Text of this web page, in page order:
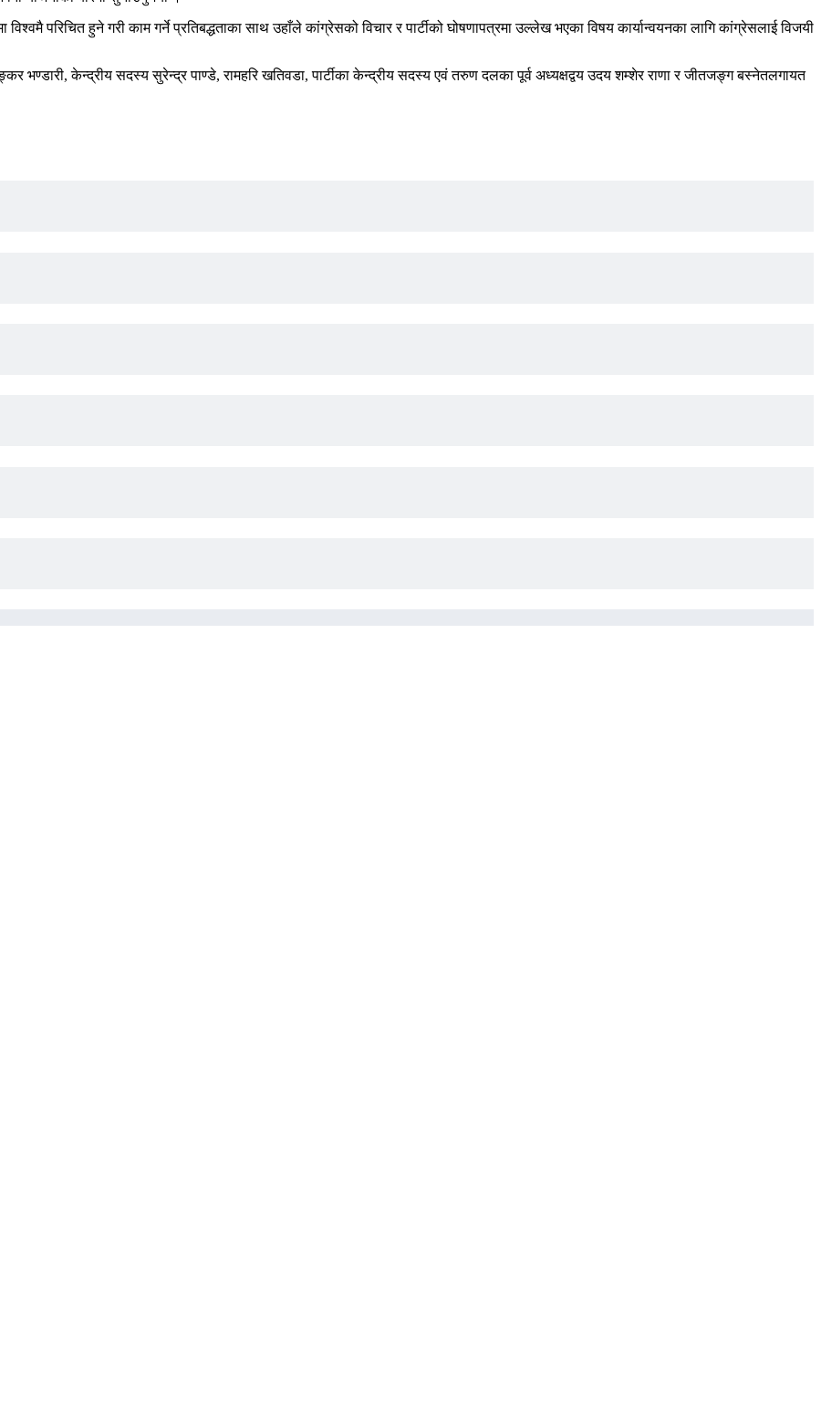
परिचित हुने गरी काम गर्ने प्रतिबद्धताका साथ उहाँले कांग्रेसको विचार र पार्टीको घोषणापत्रमा उल्लेख भएका विषय कार्यान्वयनका लागि कांग्रेसलाई विजयी
भण्डारी, केन्द्रीय सदस्य सुरेन्द्र पाण्डे, रामहरि खतिवडा, पार्टीका केन्द्रीय सदस्य एवं तरुण दलका पूर्व अध्यक्षद्वय उदय शम्शेर राणा र जीतजङ्ग बस्नेतलगायत